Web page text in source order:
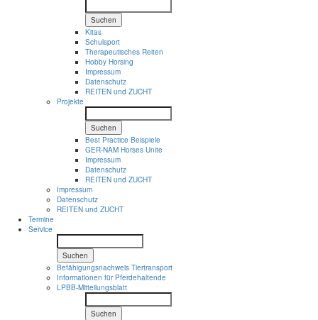
Suchen
Kitas
Schulsport
Therapeutisches Reiten
Hobby Horsing
Impressum
Datenschutz
REITEN und ZUCHT
Projekte
Suchen
Best Practice Beispiele
GER-NAM Horses Unite
Impressum
Datenschutz
REITEN und ZUCHT
Impressum
Datenschutz
REITEN und ZUCHT
Termine
Service
Suchen
Befähigungsnachweis Tiertransport
Informationen für Pferdehaltende
LPBB-Mitteilungsblatt
Suchen